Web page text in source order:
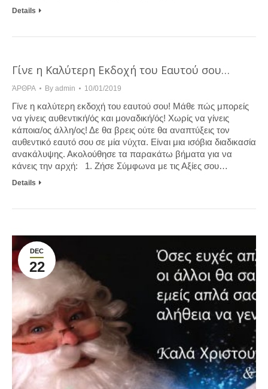
Details
Γίνε η Καλύτερη Εκδοχή του Εαυτού σου…
ΆΡΘΡΑ By admin 10/01/2019
Γίνε η καλύτερη εκδοχή του εαυτού σου! Μάθε πώς μπορείς
να γίνεις αυθεντική/ός και μοναδική/ός! Χωρίς να γίνεις
κάποια/ος άλλη/ος! Δε θα βρεις ούτε θα αναπτύξεις τον
αυθεντικό εαυτό σου σε μία νύχτα. Είναι μια ισόβια διαδικασία
ανακάλυψης. Ακολούθησε τα παρακάτω βήματα για να
κάνεις την αρχή: 1. Ζήσε Σύμφωνα με τις Αξίες σου…
Details
DEC
22